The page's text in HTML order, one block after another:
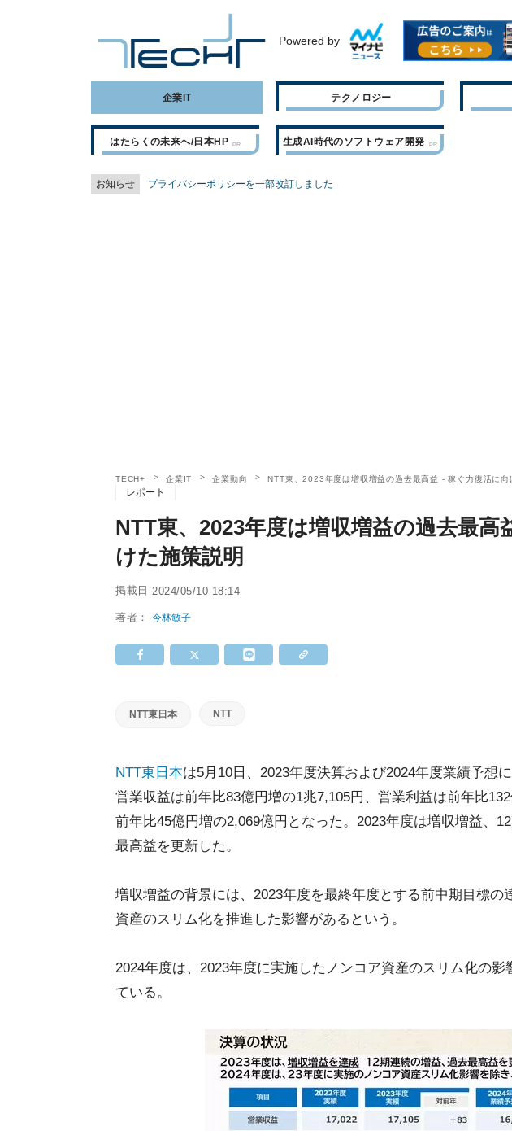
Powered by
企業IT テクノロジー
はたらくの未来へ/日本HP 生成AI時代のソフトウェア開発
お知らせ プライバシーポリシーを一部改訂しました
TECH+ 企業IT 企業動向 NTT東、2023年度は増収増益の過去最高益 - 稼ぐ力復活に向
レポート
NTT東、2023年度は増収増益の過去最高
けた施策説明
掲載日 2024/05/10 18:14
著者：今林敏子
NTT東日本 NTT
NTT東日本は5月10日、2023年度決算および2024年度業績予想
営業収益は前年比83億円増の1兆7,105円、営業利益は前年比
前年比45億円増の2,069億円となった。2023年度は増収増益、
最高益を更新した。
増収増益の背景には、2023年度を最終年度とする前中期目標の
資産のスリム化を推進した影響があるという。
2024年度は、2023年度に実施したノンコア資産のスリム化の
ている。